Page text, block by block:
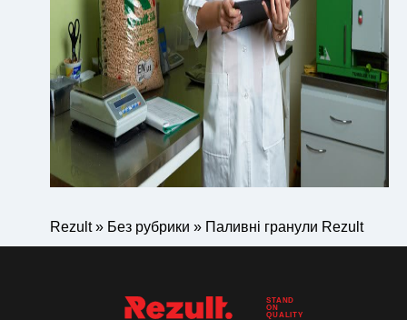
Rezult» Без рубрики » Паливні гранули Rezult
STAND
ON
QUALITY